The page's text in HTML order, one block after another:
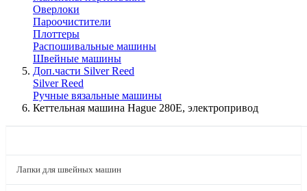
Оверлоки
Пароочистители
Плоттеры
Распошивальные машины
Швейные машины
Доп.части Silver Reed
Silver Reed
Ручные вязальные машины
Кеттельная машина Hague 280E, электропривод
Лапки для швейных машин